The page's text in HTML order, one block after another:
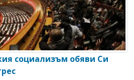
социализъм обяви Си